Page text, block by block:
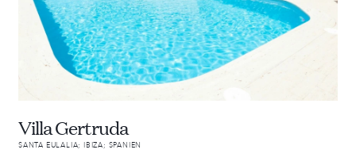
Villa Gertruda
SANTA EULALIA; IBIZA; SPANIEN